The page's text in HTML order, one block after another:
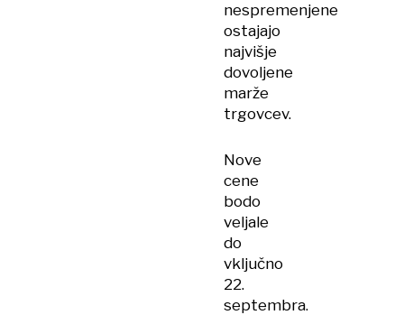
nespremenjene
ostajajo
najvišje
dovoljene
marže
trgovcev.
Nove
cene
bodo
veljale
do
vključno
22.
septembra.